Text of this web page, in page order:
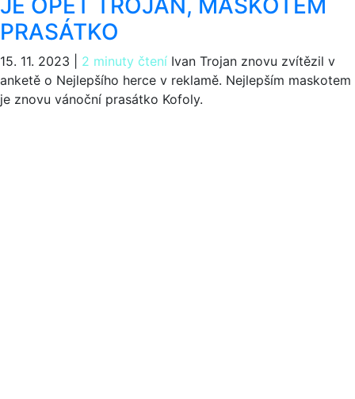
JE OPĚT TROJAN, MASKOTEM
PRASÁTKO
15. 11. 2023 2 minuty čtení Ivan Trojan znovu zvítězil v
anketě o Nejlepšího herce v reklamě. Nejlepším maskotem
je znovu vánoční prasátko Kofoly.